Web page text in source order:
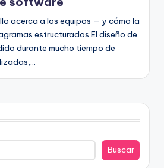
acerca a los equipos — y cómo la
estructurados El diseño de
durante mucho tiempo de
Buscar